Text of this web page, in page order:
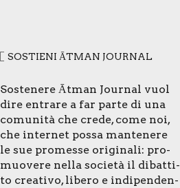
SOSTIE­NI ĀTMAN JOUR­NAL
Soste­ne­re Ātman Jour­nal vuol
dire entra­re a far par­te di una
comu­ni­tà che cre­de, come noi,
che inter­net pos­sa man­te­ne­re
le sue pro­mes­se ori­gi­na­li: pro­
muo­ve­re nel­la socie­tà il dibat­ti­
to crea­ti­vo, libe­ro e indi­pen­den­